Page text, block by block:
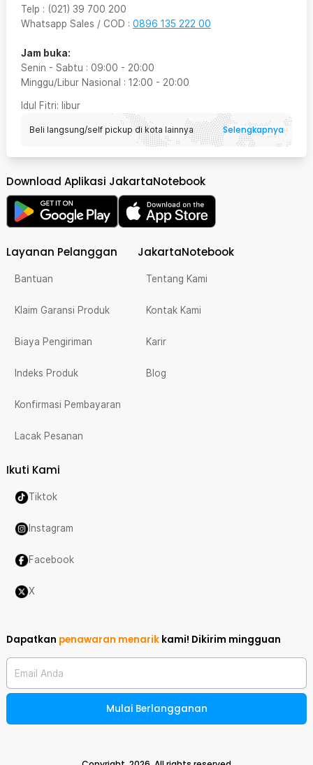
Telp : (021) 39 700 200
Whatsapp Sales / COD : 0896 135 222 00
Jam buka:
Senin - Sabtu : 09:00 - 20:00
Minggu/Libur Nasional : 12:00 - 20:00
Idul Fitri: libur
Beli langsung/self pickup di kota lainnya Selengkapnya
Download Aplikasi JakartaNotebook
Layanan Pelanggan
Bantuan
Klaim Garansi Produk
Biaya Pengiriman
Indeks Produk
Konfirmasi Pembayaran
Lacak Pesanan
JakartaNotebook
Tentang Kami
Kontak Kami
Karir
Blog
Ikuti Kami
Tiktok
Instagram
Facebook
X
Dapatkan penawaran menarik kami! Dikirim mingguan
Email Anda
Mulai Berlangganan